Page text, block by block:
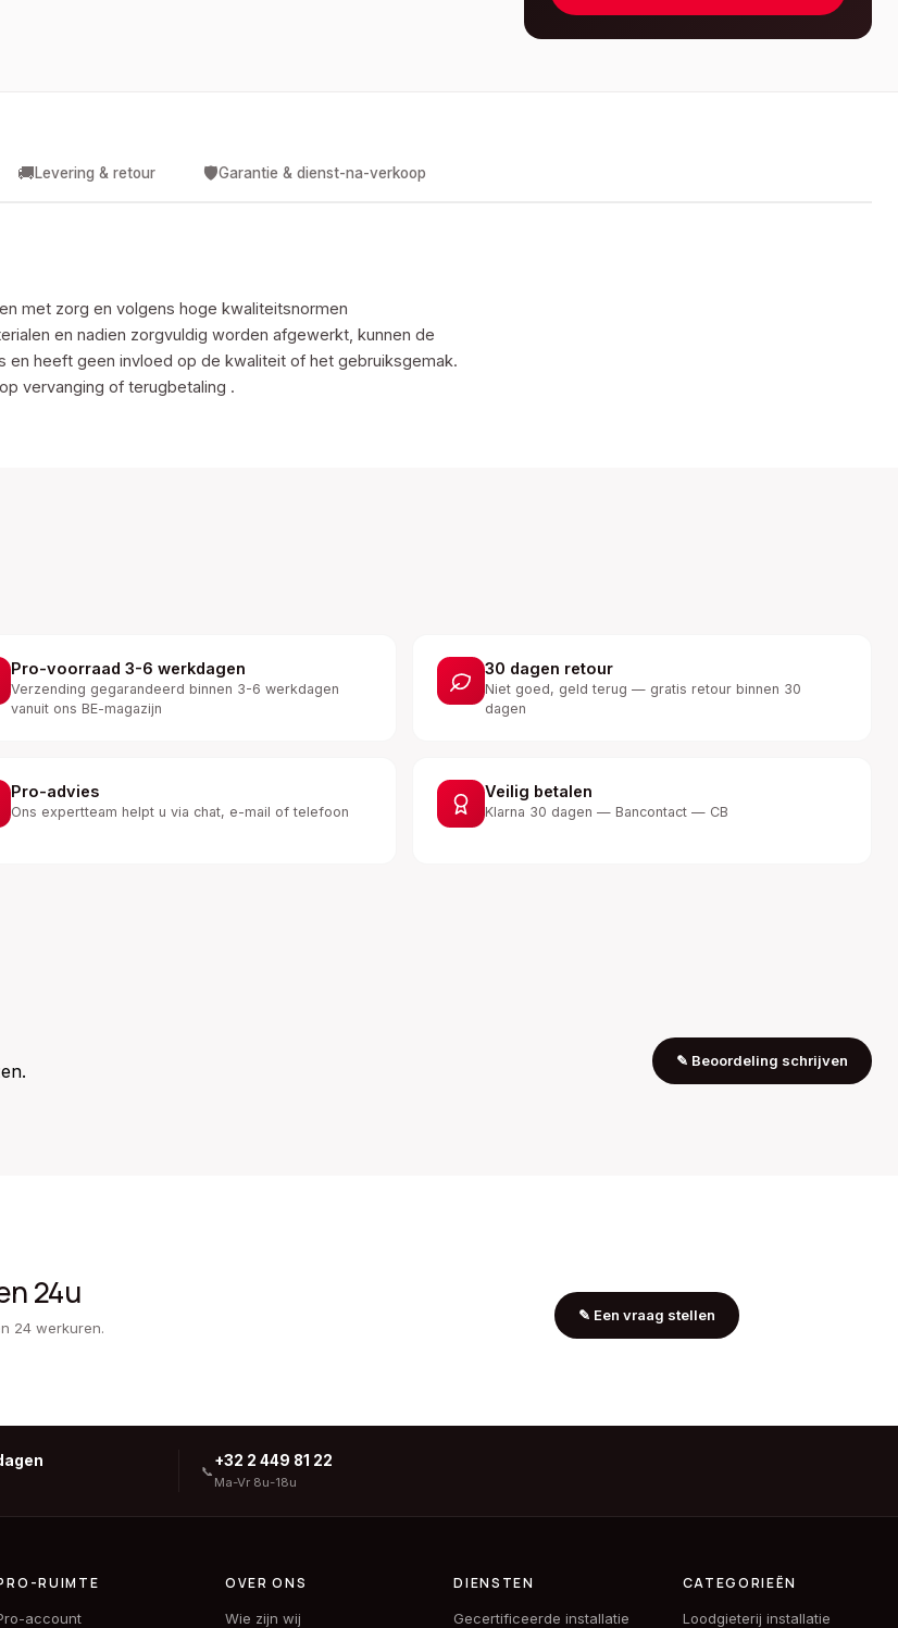
🚚Levering & retour 🛡️Garantie & dienst-na-verkoop
met zorg en volgens hoge kwaliteitsnormen
en nadien zorgvuldig worden afgewerkt, kunnen de
heeft geen invloed op de kwaliteit of het gebruiksgemak.
vervanging of terugbetaling .
Pro-voorraad 3-6 werkdagen
Verzending gegarandeerd binnen 3-6 werkdagen
vanuit ons BE-magazijn
30 dagen retour
Niet goed, geld terug — gratis retour binnen 30
dagen
Pro-advies
Ons expertteam helpt u via chat, e-mail of telefoon
Veilig betalen
Klarna 30 dagen — Bancontact — CB
✎ Beoordeling schrijven
24u
24 werkuren.
✎ Een vraag stellen
📞
+32 2 449 81 22
Ma-Vr 8u-18u
RUIMTE
account
OVER ONS
Wie zijn wij
DIENSTEN
Gecertificeerde installatie
CATEGORIEËN
Loodgieterij installatie